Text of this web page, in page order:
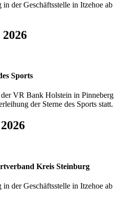
in der Geschäftsstelle in Itzehoe ab
Sports
VR Bank Holstein in Pinneberg
der Sterne des Sports statt.
Kreis Steinburg
in der Geschäftsstelle in Itzehoe ab